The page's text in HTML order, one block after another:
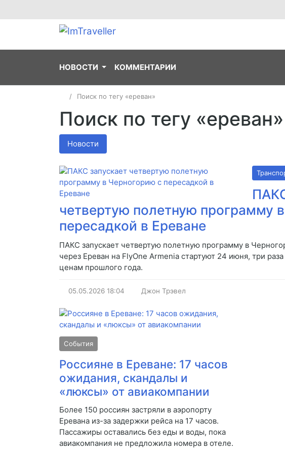
НОВОСТИ КОММЕНТАРИИ
Поиск по тегу «ереван»
Поиск по тегу «ереван»
Новости
четвертую полетную программу
пересадкой в Ереване
ПАКС запускает четвертую полетную программу в
через Ереван на FlyOne Armenia стартуют 24 июня, три
ценам прошлого года.
05.05.2026 18:04 Джон Трэвел
События
Россияне в Ереване: 17 часов
ожидания, скандалы и
«люксы» от авиакомпании
Более 150 россиян застряли в аэропорту
Еревана из-за задержки рейса на 17 часов.
Пассажиры оставались без еды и воды, пока
авиакомпания не предложила номера в отеле.